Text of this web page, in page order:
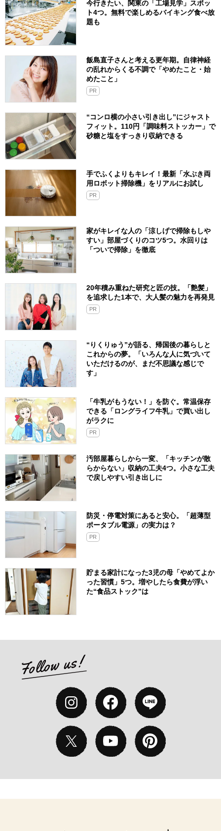
今行きたい、関東の「工場見学」スポッ
ト4つ。無料で楽しめるバイキング食べ放
題も
飯島直子さんと考える更年期。自律神経
の乱れからくる不調で「やめたこと・始
めたこと」
PR
“コンロ横の小さい引き出し”にジャスト
フィット。110円「調味料ストッカー」で
砂糖と塩をすっきり収納できる
手でふくよりもキレイ！最新「水ぶき両
用ロボット掃除機」をリアルにお試し
PR
家がキレイな人の「涼しげで掃除もしや
すい」部屋づくりのコツ5つ。水回りは
「ついで掃除」を徹底
20年積み重ねた研究と匠の技。「艶髪」
を追求した1本で、大人髪の魅力を再発見
PR
“りくりゅう”が語る、帰国後の暮らしと
これからの夢。「いろんな人に気づいて
いただけるのが、まだ不思議な感じで
す」
「牛乳がもうない！」を防ぐ。常温保存
できる「ロングライフ牛乳」で買い出し
がラクに
PR
汚部屋暮らしから一変、「キッチンが散
らからない」収納の工夫4つ。小さな工夫
で戻しやすい引き出しに
防災・停電対策にあると安心。「超薄型
ポータブル電源」の実力は？​
PR
貯まる家計になった3児の母「やめてよか
った習慣」5つ。増やしたら食費が浮い
た“食品ストック”は